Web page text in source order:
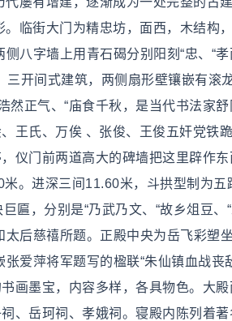
临街大门为精忠坊，面西，木结构
八字墙上用青石碣分别阳刻“忠、“孝
开间式建筑，两侧扇形壁镶嵌有滚
然正气、“庙食千秋，是当代书法家舒
王氏、万俟 、张俊、王俊五奸党铁
仪门前两道高大的碑墙把这里辟作
。进深三间11.60米，斗拱型制为五
匾，分别是“乃武乃文、“故乡俎豆、
太后慈禧所题。正殿中央为岳飞彩塑
爱萍将军题写的楹联“朱仙镇血战丧
画墨宝，内容多样，各具物色。大殿
、岳珂祠、孝娥祠。寝殿内陈列着著